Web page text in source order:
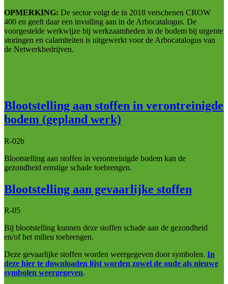
OPMERKING: De sector volgt de in 2018 verschenen CROW
400 en geeft daar een invulling aan in de Arbocatalogus. De
voorgestelde werkwijze bij werkzaamheden in de bodem bij urgente
storingen en calamiteiten is uitgewerkt voor de Arbocatalogus van
de Netwerkbedrijven.
Blootstelling aan stoffen in verontreinigde
bodem (gepland werk)
R-02b
Blootstelling aan stoffen in verontreinigde bodem kan de
gezondheid ernstige schade toebrengen.
Blootstelling aan gevaarlijke stoffen
R-05
Bij blootstelling kunnen deze stoffen schade aan de gezondheid
en/of het milieu toebrengen.
Deze gevaarlijke stoffen worden weergegeven door symbolen. In
deze hier te downloaden lijst worden zowel de oude als nieuwe
symbolen weergegeven.